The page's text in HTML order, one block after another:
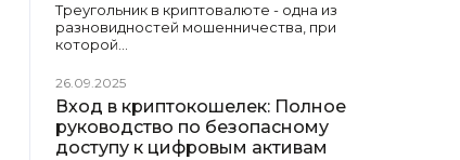
Треугольник в криптовалюте - одна из
разновидностей мошенничества, при
которой…
26.09.2025
Вход в криптокошелек: Полное
руководство по безопасному
доступу к цифровым активам